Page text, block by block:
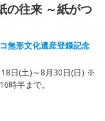
の往来 ～紙がつ
無形文化遺産登録記念
日(土)～8月30日(日) ※
時半まで。